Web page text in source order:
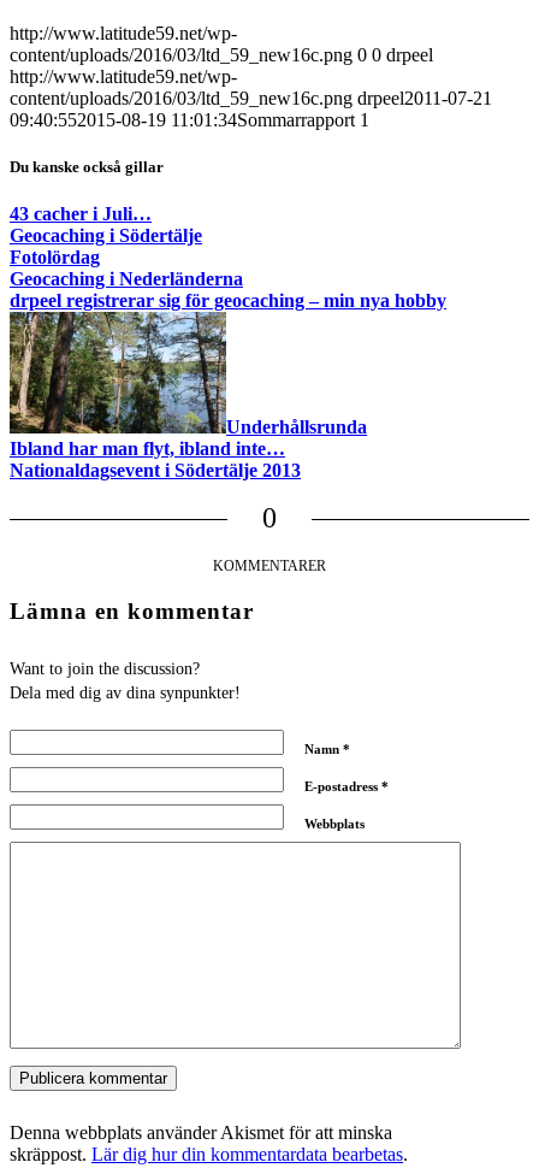
http://www.latitude59.net/wp-
content/uploads/2016/03/ltd_59_new16c.png 0 0 drpeel
http://www.latitude59.net/wp-
content/uploads/2016/03/ltd_59_new16c.png drpeel2011-07-21
09:40:552015-08-19 11:01:34Sommarrapport 1
Du kanske också gillar
43 cacher i Juli…
Geocaching i Södertälje
Fotolördag
Geocaching i Nederländerna
drpeel registrerar sig för geocaching – min nya hobby
Underhållsrunda
Ibland har man flyt, ibland inte…
Nationaldagsevent i Södertälje 2013
0
KOMMENTARER
Lämna en kommentar
Want to join the discussion?
Dela med dig av dina synpunkter!
Namn *
E-postadress *
Webbplats
Denna webbplats använder Akismet för att minska
skräppost. Lär dig hur din kommentardata bearbetas.